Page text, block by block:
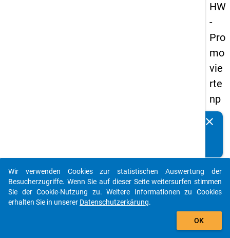
HW
-
Pro
mo
vie
rte
np
an
14
-
vie
clear
auto_stories
add_shopping_cart
Wir verwenden Cookies zur statistischen Auswertung der
Besucherzugriffe. Wenn Sie auf dieser Seite weitersurfen stimmen
Sie der Cookie-Nutzung zu. Weitere Informationen zu Cookies
erhalten Sie in unserer Datenschutzerkärung.
OK